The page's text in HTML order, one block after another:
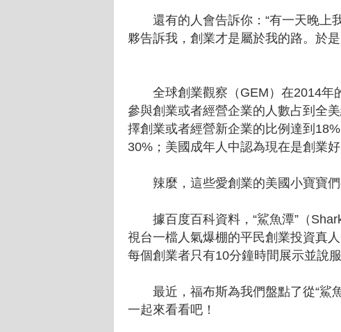
還有的人會告訴你：“有一天晚上
夥告訴我，創業才是屬於我的路。於
全球創業觀察（GEM）在2014年
參與創業或者經營企業的人數占到全
擇創業或者經營新企業的比例達到
30%；美國成年人中認為現在是創業
辣麼，這些愛創業的美國小寶寶們
據百度百科資料，“鯊魚潭”（
視台一檔人氣爆棚的平民創業投資真
每個創業者只有10分鐘時間展示並說
最近，福布斯為我們盤點了從“鯊魚
一起來看看吧！